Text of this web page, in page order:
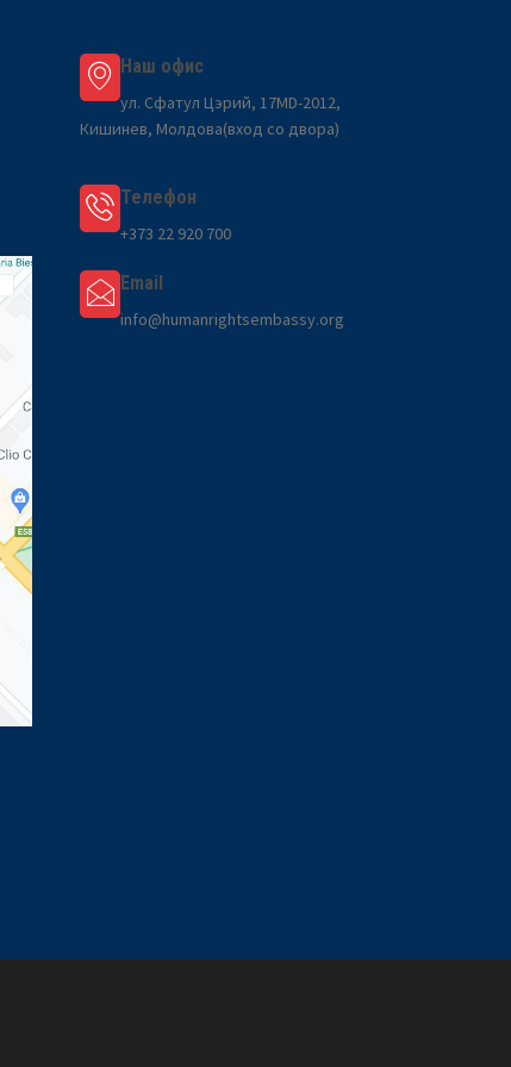
Наш офис
ул. Сфатул Цэрий, 17MD-2012,
Кишинев, Молдова(вход со двора)
Телефон
+373 22 920 700
Email
info@humanrightsembassy.org